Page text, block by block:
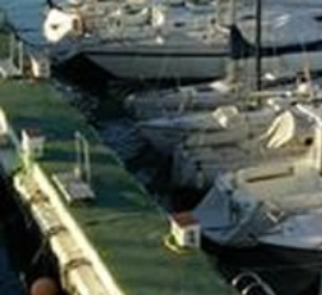
Saltar
al
contenido